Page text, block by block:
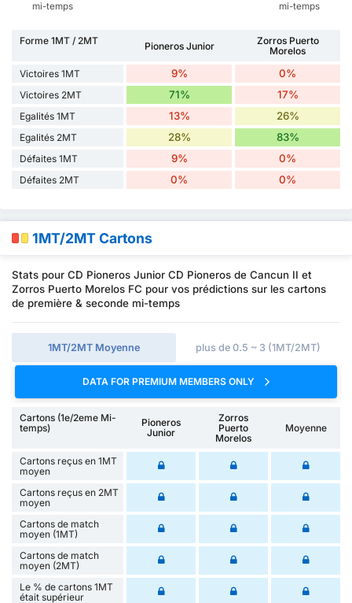
mi-temps mi-temps
Forme 1MT / 2MT Pioneros Junior
Zorros Puerto
Morelos
Victoires 1MT
9% 0%
Victoires 2MT 71% 17%
Egalités 1MT 13% 26%
Egalités 2MT 28% 83%
Défaites 1MT 9% 0%
Défaites 2MT 0% 0%
1MT/2MT Cartons
Stats pour CD Pioneros Junior CD Pioneros de Cancun II et
Zorros Puerto Morelos FC pour vos prédictions sur les cartons
de première & seconde mi-temps
1MT/2MT Moyenne plus de 0.5 ~ 3 (1MT/2MT)
DATA FOR PREMIUM MEMBERS ONLY
Cartons (1e/2eme Mi-
temps)
Pioneros
Junior
Zorros
Puerto
Morelos
Moyenne
Cartons reçus en 1MT
moyen
Cartons reçus en 2MT
moyen
Cartons de match
moyen (1MT)
Cartons de match
moyen (2MT)
Le % de cartons 1MT
était supérieur